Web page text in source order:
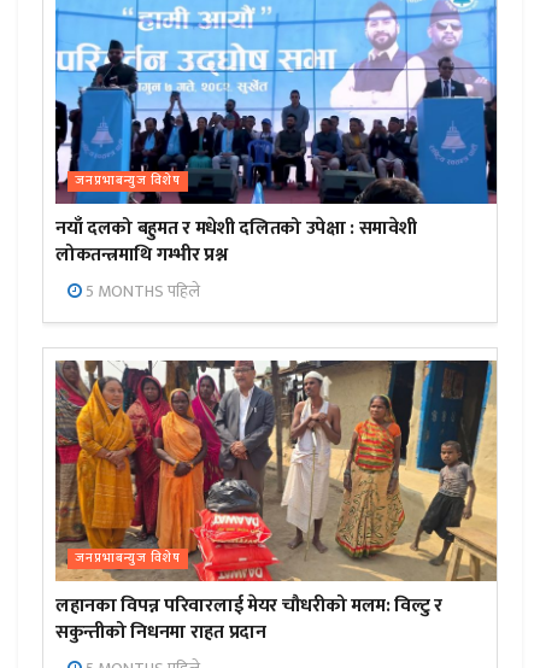
जनप्रभाबन्युज विशेष
नयाँ दलको बहुमत र मधेशी दलितको उपेक्षा : समावेशी
लोकतन्त्रमाथि गम्भीर प्रश्न
5 MONTHS पहिले
जनप्रभाबन्युज विशेष
लहानका विपन्न परिवारलाई मेयर चौधरीको मलम: विल्टु र
सकुन्तीको निधनमा राहत प्रदान